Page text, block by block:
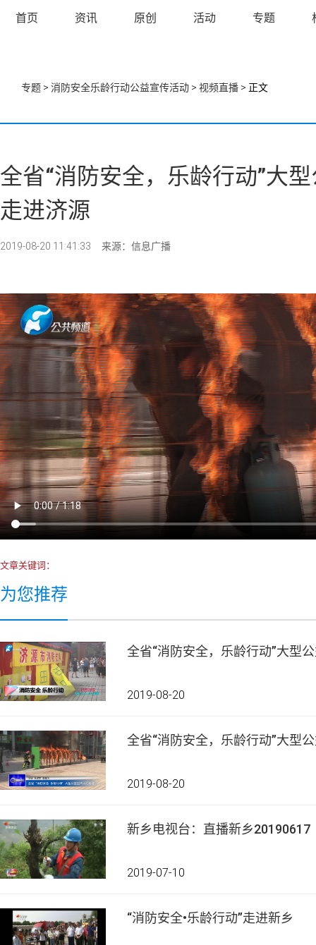
首页 资讯 原创 活动 专题
专题 > 消防安全乐龄行动公益宣传活动 > 视频直播 > 正文
全省“消防安全，乐龄行动”大
走进济源
2019-08-20 11:41:33 来源：信息广播
文章关键词：
为您推荐
全省“消防安全，乐龄行动”大型
2019-08-20
全省“消防安全，乐龄行动”大型
2019-08-20
新乡电视台：直播新乡20190617
2019-07-10
“消防安全•乐龄行动”走进新乡